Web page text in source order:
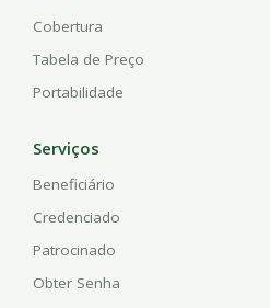
Cobertura
Tabela de Preço
Portabilidade
Serviços
Beneficiário
Credenciado
Patrocinado
Obter Senha